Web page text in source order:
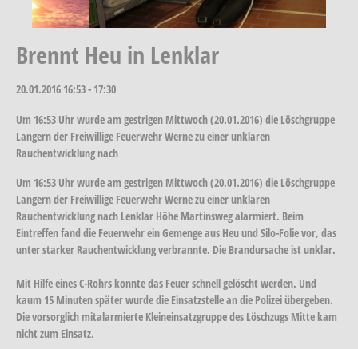
Brennt Heu in Lenklar
20.01.2016 16:53 - 17:30
Um 16:53 Uhr wurde am gestrigen Mittwoch (20.01.2016) die Löschgruppe
Langern der Freiwillige Feuerwehr Werne zu einer unklaren
Rauchentwicklung nach
Um 16:53 Uhr wurde am gestrigen Mittwoch (20.01.2016) die Löschgruppe
Langern der Freiwillige Feuerwehr Werne zu einer unklaren
Rauchentwicklung nach Lenklar Höhe Martinsweg alarmiert. Beim
Eintreffen fand die Feuerwehr ein Gemenge aus Heu und Silo-Folie vor, das
unter starker Rauchentwicklung verbrannte. Die Brandursache ist unklar.
Mit Hilfe eines C-Rohrs konnte das Feuer schnell gelöscht werden. Und
kaum 15 Minuten später wurde die Einsatzstelle an die Polizei übergeben.
Die vorsorglich mitalarmierte Kleineinsatzgruppe des Löschzugs Mitte kam
nicht zum Einsatz.